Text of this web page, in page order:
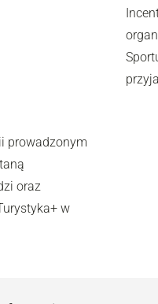
prowadzonym
oraz
w